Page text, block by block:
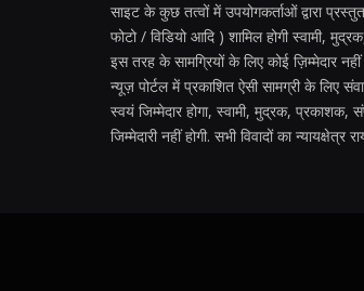
साइट के कुछ तत्वों में उपयोगकर्ताओं द्वारा
फोटो / विडियो आदि ) शामिल होगी स्वामी,
इस तरह के सामग्रियों के लिए कोई ज़िम्मेदार
न्यूज़ पोर्टल में प्रकाशित ऐसी सामग्री के लिए
स्वयं जिम्मेदार होगा, स्वामी, मुद्रक, प्रकाशक,
जिम्मेदारी नहीं होगी. सभी विवादों का न्यायक्षेत्र